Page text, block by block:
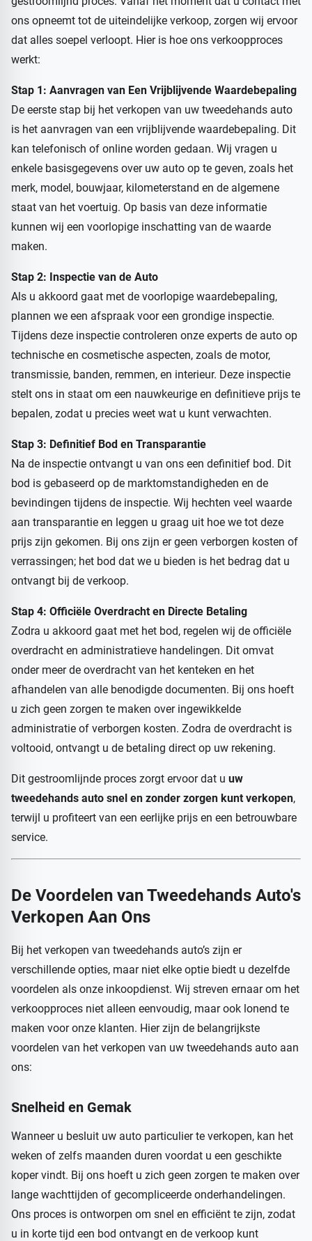
ons opneemt tot de uiteindelijke verkoop, zorgen wij ervoor
dat alles soepel verloopt. Hier is hoe ons verkoopproces
werkt:
Stap 1: Aanvragen van Een Vrijblijvende Waardebepaling
De eerste stap bij het verkopen van uw tweedehands auto
is het aanvragen van een vrijblijvende waardebepaling. Dit
kan telefonisch of online worden gedaan. Wij vragen u
enkele basisgegevens over uw auto op te geven, zoals het
merk, model, bouwjaar, kilometerstand en de algemene
staat van het voertuig. Op basis van deze informatie
kunnen wij een voorlopige inschatting van de waarde
maken.
Stap 2: Inspectie van de Auto
Als u akkoord gaat met de voorlopige waardebepaling,
plannen we een afspraak voor een grondige inspectie.
Tijdens deze inspectie controleren onze experts de auto op
technische en cosmetische aspecten, zoals de motor,
transmissie, banden, remmen, en interieur. Deze inspectie
stelt ons in staat om een nauwkeurige en definitieve prijs te
bepalen, zodat u precies weet wat u kunt verwachten.
Stap 3: Definitief Bod en Transparantie
Na de inspectie ontvangt u van ons een definitief bod. Dit
bod is gebaseerd op de marktomstandigheden en de
bevindingen tijdens de inspectie. Wij hechten veel waarde
aan transparantie en leggen u graag uit hoe we tot deze
prijs zijn gekomen. Bij ons zijn er geen verborgen kosten of
verrassingen; het bod dat we u bieden is het bedrag dat u
ontvangt bij de verkoop.
Stap 4: Officiële Overdracht en Directe Betaling
Zodra u akkoord gaat met het bod, regelen wij de officiële
overdracht en administratieve handelingen. Dit omvat
onder meer de overdracht van het kenteken en het
afhandelen van alle benodigde documenten. Bij ons hoeft
u zich geen zorgen te maken over ingewikkelde
administratie of verborgen kosten. Zodra de overdracht is
voltooid, ontvangt u de betaling direct op uw rekening.
Dit gestroomlijnde proces zorgt ervoor dat u uw
tweedehands auto snel en zonder zorgen kunt verkopen,
terwijl u profiteert van een eerlijke prijs en een betrouwbare
service.
De Voordelen van Tweedehands Auto's
Verkopen Aan Ons
Bij het verkopen van tweedehands auto’s zijn er
verschillende opties, maar niet elke optie biedt u dezelfde
voordelen als onze inkoopdienst. Wij streven ernaar om het
verkoopproces niet alleen eenvoudig, maar ook lonend te
maken voor onze klanten. Hier zijn de belangrijkste
voordelen van het verkopen van uw tweedehands auto aan
ons:
Snelheid en Gemak
Wanneer u besluit uw auto particulier te verkopen, kan het
weken of zelfs maanden duren voordat u een geschikte
koper vindt. Bij ons hoeft u zich geen zorgen te maken over
lange wachttijden of gecompliceerde onderhandelingen.
Ons proces is ontworpen om snel en efficiënt te zijn, zodat
u in korte tijd een bod ontvangt en de verkoop kunt